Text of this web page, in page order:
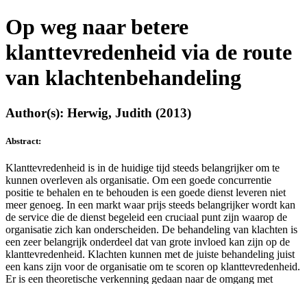
Op weg naar betere
klanttevredenheid via de route
van klachtenbehandeling
Author(s): Herwig, Judith (2013)
Abstract:
Klanttevredenheid is in de huidige tijd steeds belangrijker om te
kunnen overleven als organisatie. Om een goede concurrentie
positie te behalen en te behouden is een goede dienst leveren niet
meer genoeg. In een markt waar prijs steeds belangrijker wordt kan
de service die de dienst begeleid een cruciaal punt zijn waarop de
organisatie zich kan onderscheiden. De behandeling van klachten is
een zeer belangrijk onderdeel dat van grote invloed kan zijn op de
klanttevredenheid. Klachten kunnen met de juiste behandeling juist
een kans zijn voor de organisatie om te scoren op klanttevredenheid.
Er is een theoretische verkenning gedaan naar de omgang met